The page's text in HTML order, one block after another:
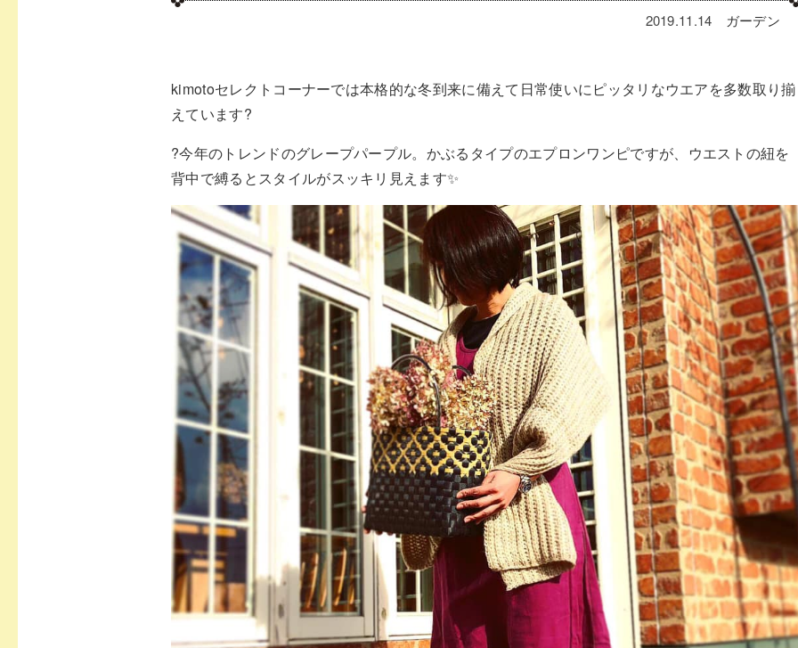
2019.11.14 ガーデン
kimotoセレクトコーナーでは本格的な冬到来に備えて日常使いにピッタリなウエアを多数取り揃
えています?
?今年のトレンドのグレープパープル。かぶるタイプのエプロンワンピですが、ウエストの紐を
背中で縛るとスタイルがスッキリ見えます✨